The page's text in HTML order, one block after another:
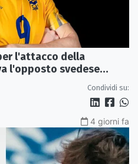
l'attacco della
l'opposto svedese
Condividi su:
4 giorni fa